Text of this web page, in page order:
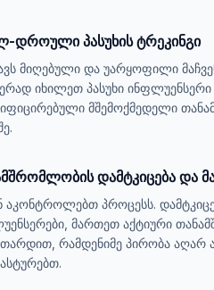
დროული პასუხის ტრეკინგი
მიღებული და უარყოფილი
იხილეთ პასუხი
მშემოქმედელი
დამტკიცება და
აკონტროლებთ პროცესს.
მართეთ აქტიური
რამდენიმე პირობა აღარ